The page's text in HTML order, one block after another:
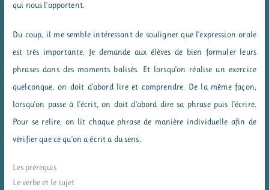
qui nous l’apportent.
Du coup, il me semble intéressant de souligner que l’expression orale
est très importante. Je demande aux élèves de bien formuler leurs
phrases dans des moments balisés. Et lorsqu’on réalise un exercice
quelconque, on doit d’abord lire et comprendre. De la même façon,
lorsqu’on passe à l’écrit, on doit d’abord dire sa phrase puis l’écrire.
Pour se relire, on lit chaque phrase de manière individuelle afin de
vérifier que ce qu’on a écrit a du sens.
Les prérequis
Le verbe et le sujet